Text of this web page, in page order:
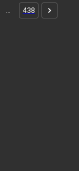
438